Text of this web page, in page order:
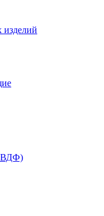
изделий